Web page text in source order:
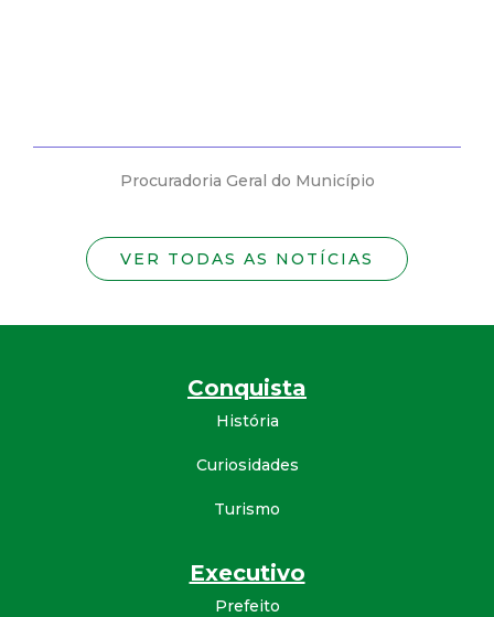
Procuradoria Geral do Município
VER TODAS AS NOTÍCIAS
Conquista
História
Curiosidades
Turismo
Executivo
Prefeito